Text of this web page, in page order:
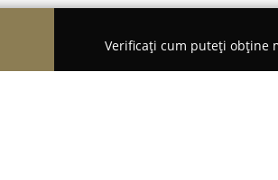
Verificați cum puteți obține